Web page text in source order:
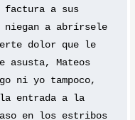
factura a sus
niegan a abrírsele
dolor que le
asusta, Mateos
ni yo tampoco,
entrada a la
en los estribos